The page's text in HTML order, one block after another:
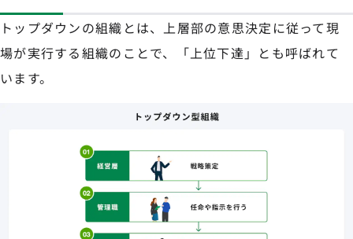
トップダウンの組織とは、上層部の意思決定に従って現
場が実行する組織のことで、「上位下達」とも呼ばれて
います。